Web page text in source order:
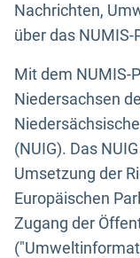
Nachrichten,
über das
Mit dem NUMIS-
Niedersachsen
(NUIG). Das
Umsetzung der
Europäischen
Zugang der